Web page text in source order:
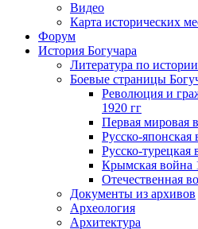
Видео
Карта исторических
Форум
История Богучара
Литература по
Боевые страницы
Революция и
1920 гг
Первая мировая
Русско-японская
Русско-турецкая
Крымская война
Отечественная
Документы из архивов
Археология
Архитектура